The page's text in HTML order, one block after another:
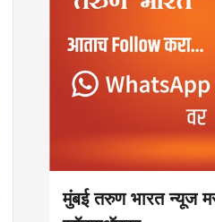
मुंबई तरुण भारत न्यूज